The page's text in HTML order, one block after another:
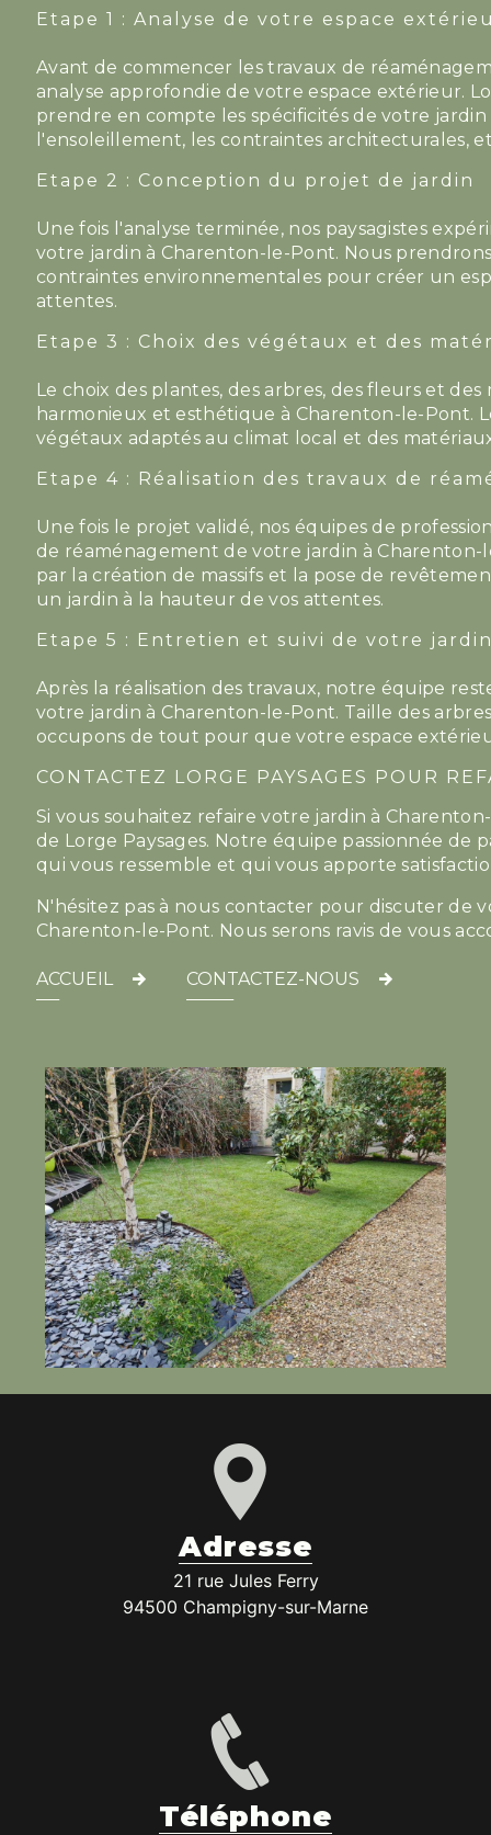
Etape 1 : Analyse de votre espace
Avant de commencer les travaux de
analyse approfondie de votre espace extérieur.
prendre en compte les spécificités de votre
l'ensoleillement, les contraintes architecturales,
Etape 2 : Conception du projet de jardin
Une fois l'analyse terminée, nos paysagistes
votre jardin à Charenton-le-Pont. Nous
contraintes environnementales pour créer un
attentes.
Etape 3 : Choix des végétaux et des
Le choix des plantes, des arbres, des fleurs et
harmonieux et esthétique à Charenton-le-Pont.
végétaux adaptés au climat local et des
Etape 4 : Réalisation des travaux de
Une fois le projet validé, nos équipes de
de réaménagement de votre jardin à
par la création de massifs et la pose de
un jardin à la hauteur de vos attentes.
Etape 5 : Entretien et suivi de votre
Après la réalisation des travaux, notre équipe
votre jardin à Charenton-le-Pont. Taille des
occupons de tout pour que votre espace
CONTACTEZ LORGE PAYSAGES POUR
Si vous souhaitez refaire votre jardin à
de Lorge Paysages. Notre équipe passionnée
qui vous ressemble et qui vous apporte
N'hésitez pas à nous contacter pour discuter de
Charenton-le-Pont. Nous serons ravis de vous
ACCUEIL CONTACTEZ-NOUS
Adresse
21 rue Jules Ferry
94500 Champigny-sur-Marne
Téléphone